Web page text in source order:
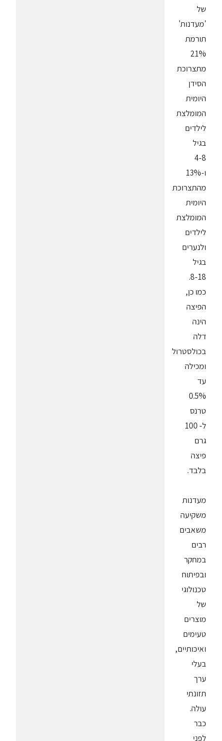
של
'מעדנות'
תורמת
21%
מתצרוכת
הסידן
היומית
המומלצת
לילדים
בגיל
4-8
ו-13%
מהתצרוכת
היומית
המומלצת
לילדים
ולנערים
בגיל
8-18.
כמו כן,
הפיצה
הינה
דלה
בכולסטרול
ומכילה
עד
0.5%
טרנס
ל- 100
גרם
פיצה
בלבד.
מעדנות
משקיעה
משאבים
רבים
במחקר
ובפיתוח
טכנולוגי
של
מוצרים
טעימים
ואיכותיים,
בעלי
ערך
תזונתי
עולה.
כבר
לפני